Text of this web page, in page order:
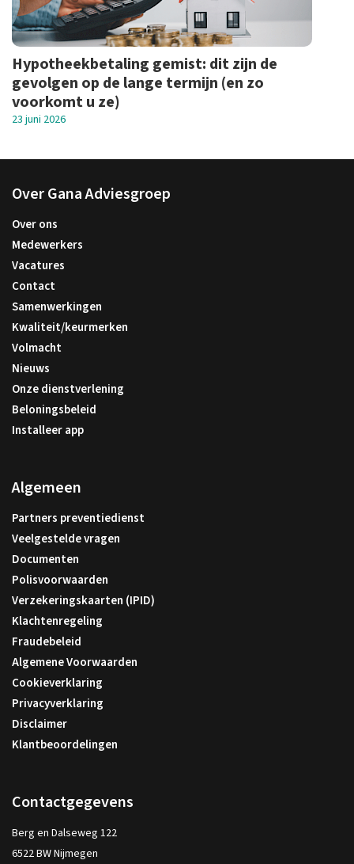
Hypotheekbetaling gemist: dit zijn de
gevolgen op de lange termijn (en zo
voorkomt u ze)
23 juni 2026
Over Gana Adviesgroep
Over ons
Medewerkers
Vacatures
Contact
Samenwerkingen
Kwaliteit/keurmerken
Volmacht
Nieuws
Onze dienstverlening
Beloningsbeleid
Installeer app
Algemeen
Partners preventiedienst
Veelgestelde vragen
Documenten
Polisvoorwaarden
Verzekeringskaarten (IPID)
Klachtenregeling
Fraudebeleid
Algemene Voorwaarden
Cookieverklaring
Privacyverklaring
Disclaimer
Klantbeoordelingen
Contactgegevens
Berg en Dalseweg 122
6522 BW Nijmegen